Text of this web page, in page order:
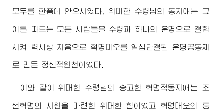
모두를 한품에 안으시였다. 위대한 수령님 의 동지애는 그
이를 따르는 모든 사람들을 수령 과 하나의 운명으로 결합
시켜 력사상 처음으로 혁명대오를 일심단결된 운명공동체
로 만든 정신적원천이였다.
이와 같이위대한 수령님의 숭고한 혁명적동지애는 조
선혁명의 시원을 마련한 위대한 힘이였고 혁명대오의 통